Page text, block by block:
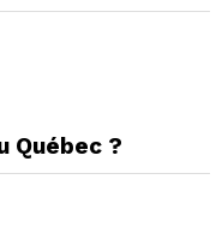
Québec ?